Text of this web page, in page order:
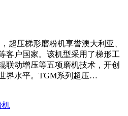
超压梯形磨粉机享誉澳大利亚、
客户国家。该机型采用了梯形工
联动增压等五项磨机技术，开创
界水平。TGM系列超压…